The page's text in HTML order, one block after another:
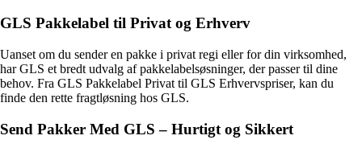
GLS Pakkelabel til Privat og Erhverv
Uanset om du sender en pakke i privat regi eller for din virksomhed,
har GLS et bredt udvalg af pakkelabelsøsninger, der passer til dine
behov. Fra GLS Pakkelabel Privat til GLS Erhvervspriser, kan du
finde den rette fragtløsning hos GLS.
Send Pakker Med GLS – Hurtigt og Sikkert